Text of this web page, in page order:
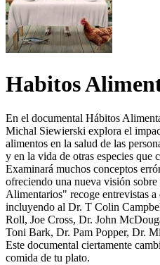
Habitos
En el documental Hábitos
Michal Siewierski explora el
alimentos en la salud de las
y en la vida de otras especies que
Examinará muchos conceptos
ofreciendo una nueva visión
Alimentarios" recoge entrevistas
incluyendo al Dr. T Colin
Roll, Joe Cross, Dr. John
Toni Bark, Dr. Pam Popper, Dr.
Este documental ciertamente
comida de tu plato.